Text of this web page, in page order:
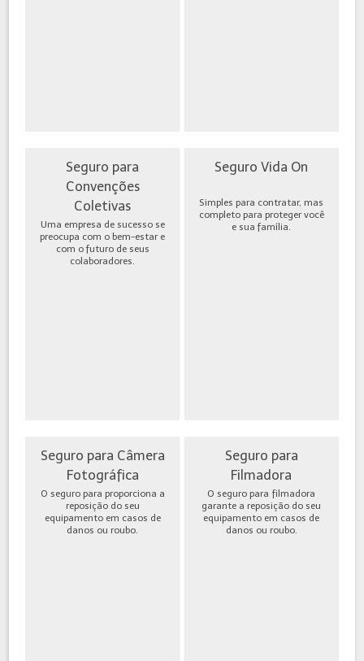
Seguro para
Convenções
Coletivas
Uma empresa de sucesso se
preocupa com o bem-estar e
com o futuro de seus
colaboradores.
Seguro Vida On
Simples para contratar, mas
completo para proteger você
e sua família.
Seguro para Câmera
Fotográfica
O seguro para proporciona a
reposição do seu
equipamento em casos de
danos ou roubo.
Seguro para
Filmadora
O seguro para filmadora
garante a reposição do seu
equipamento em casos de
danos ou roubo.